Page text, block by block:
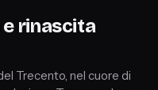
rinascita
Trecento, nel cuore di